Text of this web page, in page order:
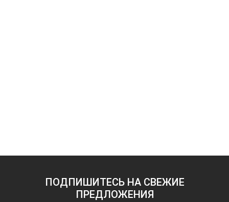
ПОДПИШИТЕСЬ НА СВЕЖИЕ
ПРЕДЛОЖЕНИЯ